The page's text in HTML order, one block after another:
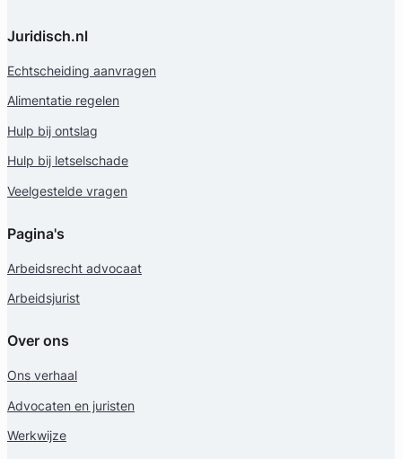
Juridisch.nl
Echtscheiding aanvragen
Alimentatie regelen
Hulp bij ontslag
Hulp bij letselschade
Veelgestelde vragen
Pagina's
Arbeidsrecht advocaat
Arbeidsjurist
Over ons
Ons verhaal
Advocaten en juristen
Werkwijze